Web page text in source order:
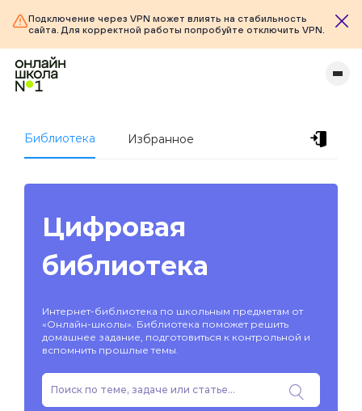
Подключение через VPN может влиять на стабильность
сайта. Для корректной работы попробуйте отключить VPN.
Библиотека Избранное
Цифровая
библиотека
Интернет-библиотека по школьным предметам от
«Онлайн-школы». Библиотека поможет решить
домашнее задание, подготовиться к контрольной и
вспомнить прошлые темы.